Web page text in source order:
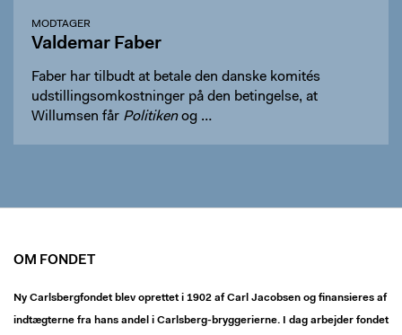
MODTAGER
Valdemar Faber
Faber har tilbudt at betale den danske komités
udstillingsomkostninger på den betingelse, at
Willumsen får Politikenog …
OM FONDET
Ny Carlsbergfondet blev oprettet i 1902 af Carl Jacobsen og finansieres af
indtægterne fra hans andel i Carlsberg-bryggerierne. I dag arbejder fondet